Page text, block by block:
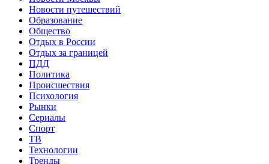
Новости путешествий
Образование
Общество
Отдых в России
Отдых за границей
ПДД
Политика
Происшествия
Психология
Рынки
Сериалы
Спорт
ТВ
Технологии
Тренды